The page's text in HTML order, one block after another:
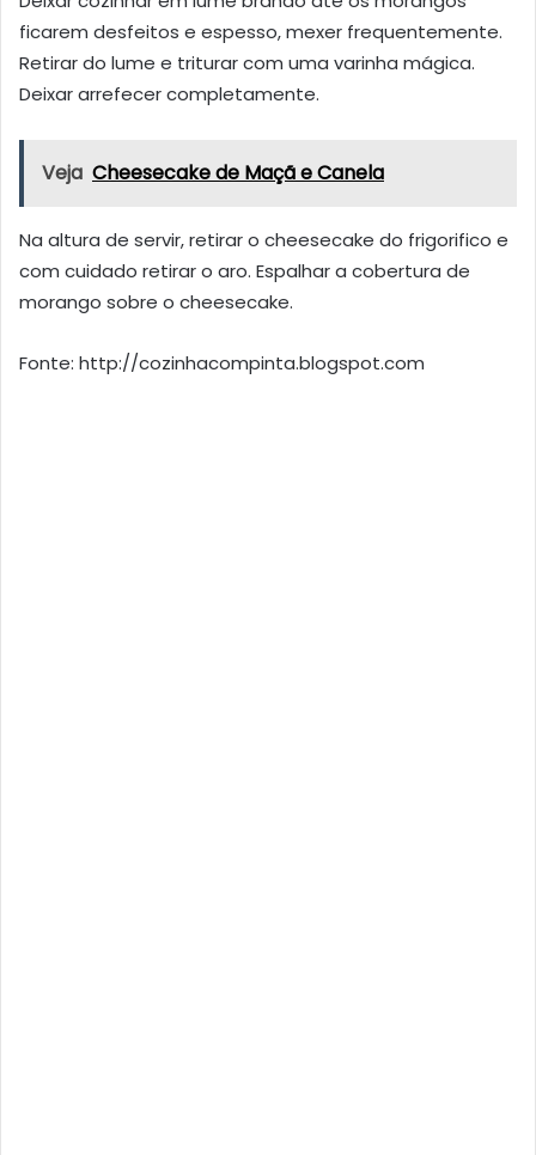
ficarem desfeitos e espesso, mexer frequentemente.
Retirar do lume e triturar com uma varinha mágica.
Deixar arrefecer completamente.
Veja Cheesecake de Maçã e Canela
Na altura de servir, retirar o cheesecake do frigorifico e
com cuidado retirar o aro. Espalhar a cobertura de
morango sobre o cheesecake.
Fonte: http://cozinhacompinta.blogspot.com